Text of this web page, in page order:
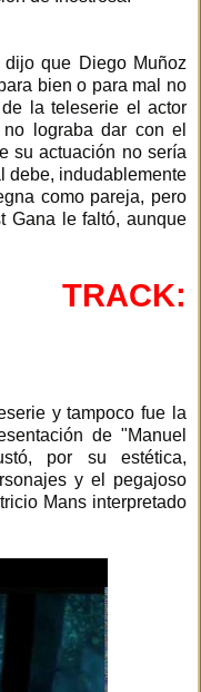
que Diego Muñoz
bien o para mal no
la teleserie el actor
lograba dar con el
su actuación no sería
debe, indudablemente
como pareja, pero
Gana le faltó, aunque
y tampoco fue la
de "Manuel
por su estética,
y el pegajoso
Mans interpretado